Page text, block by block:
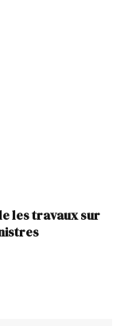
les travaux sur